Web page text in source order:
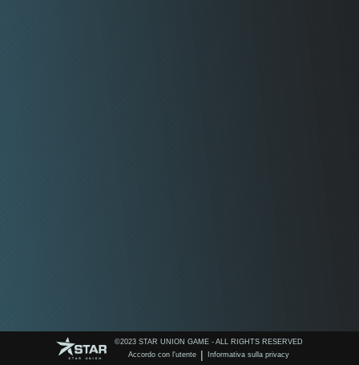
©️2023 STAR UNION GAME - ALL RIGHTS RESERVED
Accordo con l'utente | Informativa sulla privacy